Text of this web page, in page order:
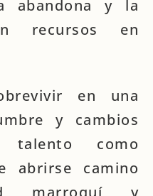
abandona y la
recursos en
en una
y cambios
como
abrirse camino
marroquí y